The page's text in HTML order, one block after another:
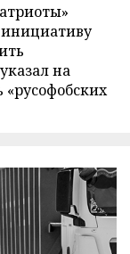
на